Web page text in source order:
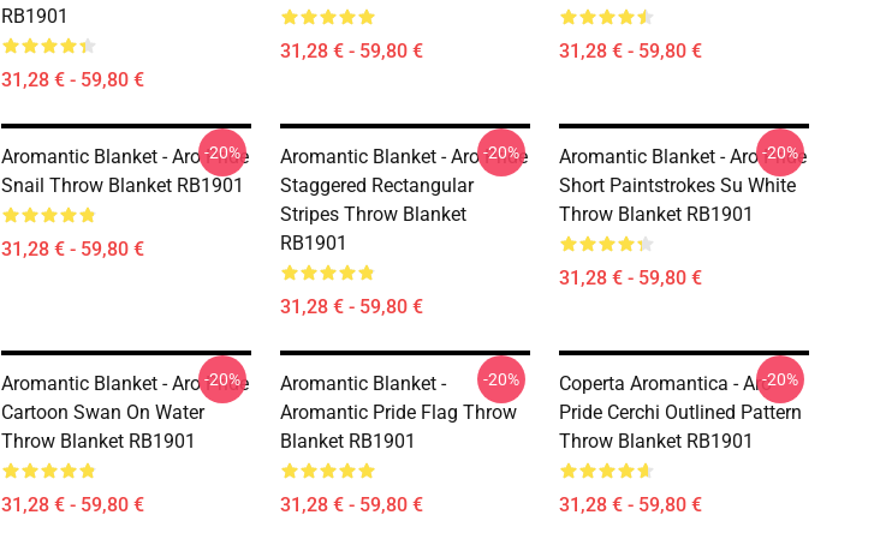
RB1901
31,28 € - 59,80 €
31,28 € - 59,80 € 31,28 € - 59,80 €
Aromantic Blanket - Aro Pride
Snail Throw Blanket RB1901
31,28 € - 59,80 €
-20%
Aromantic Blanket - Aro Pride
Staggered Rectangular
Stripes Throw Blanket
RB1901
31,28 € - 59,80 €
-20%
Aromantic Blanket - Aro Pride
Short Paintstrokes Su White
Throw Blanket RB1901
31,28 € - 59,80 €
-20%
Aromantic Blanket - Aro Pride
Cartoon Swan On Water
Throw Blanket RB1901
31,28 € - 59,80 €
-20%
Aromantic Blanket -
Aromantic Pride Flag Throw
Blanket RB1901
31,28 € - 59,80 €
-20%
Coperta Aromantica - Aro
Pride Cerchi Outlined Pattern
Throw Blanket RB1901
31,28 € - 59,80 €
-20%